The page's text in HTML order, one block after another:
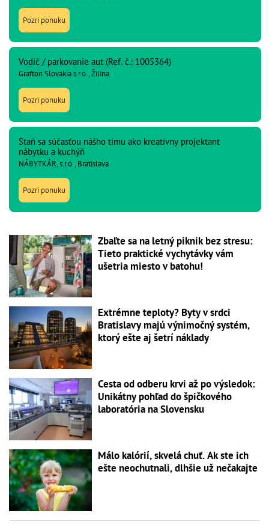
Pozri ponuku
Vodič / parkovanie aut (Ref. č.: 1005364)
Grafton Slovakia s.r.o., Žilina
Pozri ponuku
Staň sa súčasťou nášho tímu ako kreatívny projektant
nábytku a kuchýň
NÁBYTKÁR, s.r.o., Bratislava
Pozri ponuku
Zbaľte sa na letný piknik bez stresu:
Tieto praktické vychytávky vám
ušetria miesto v batohu!
Extrémne teploty? Byty v srdci
Bratislavy majú výnimočný systém,
ktorý ešte aj šetrí náklady
Cesta od odberu krvi až po výsledok:
Unikátny pohľad do špičkového
laboratória na Slovensku
Málo kalórií, skvelá chuť. Ak ste ich
ešte neochutnali, dlhšie už nečakajte